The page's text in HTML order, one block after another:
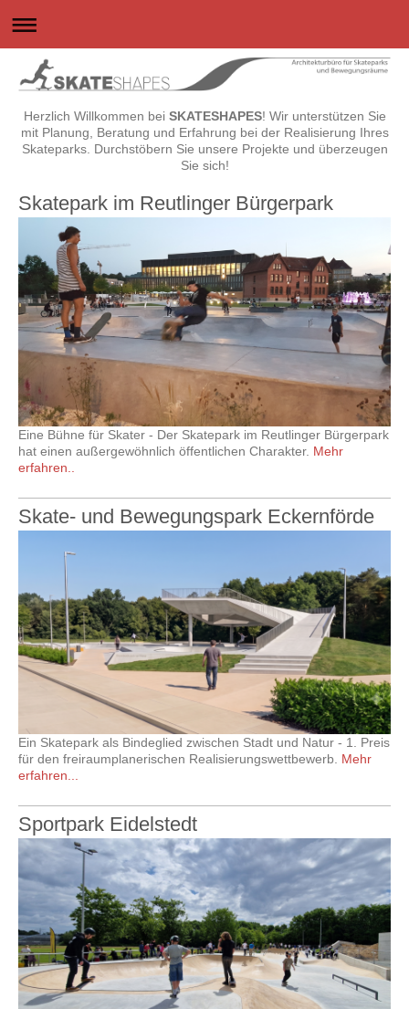
Herzlich Willkommen bei SKATESHAPES! Wir unterstützen Sie
mit Planung, Beratung und Erfahrung bei der Realisierung Ihres
Skateparks. Durchstöbern Sie unsere Projekte und überzeugen
Sie sich!
Skatepark im Reutlinger Bürgerpark
Eine Bühne für Skater - Der Skatepark im Reutlinger Bürgerpark
hat einen außergewöhnlich öffentlichen Charakter. Mehr
erfahren..
Skate- und Bewegungspark Eckernförde
Ein Skatepark als Bindeglied zwischen Stadt und Natur - 1. Preis
für den freiraumplanerischen Realisierungswettbewerb. Mehr
erfahren...
Sportpark Eidelstedt